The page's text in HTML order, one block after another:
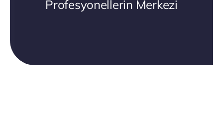
Profesyonellerin Merkezi